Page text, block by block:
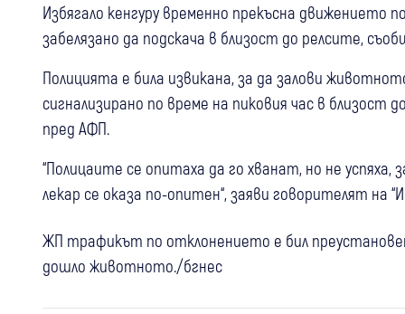
Избягало кенгуру временно прекъсна движението
забелязано да подскача в близост до релсите,
Полицията е била извикана, за да залови
сигнализирано по време на пиковия час в близост
пред АФП.
“Полицаите се опитаха да го хванат, но не
лекар се оказа по-опитен“, заяви говорителят на
ЖП трафикът по отклонението е бил
дошло животното./бгнес
Крими
Автомобил в Кюстендил се оказа